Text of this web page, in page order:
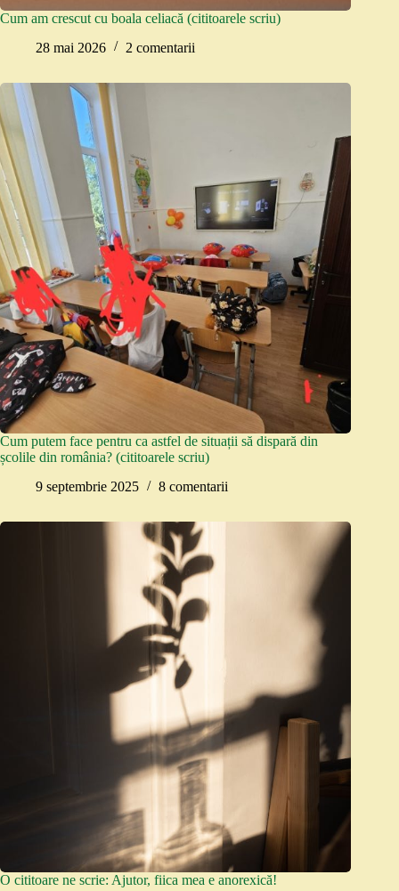
Cum am crescut cu boala celiacă (cititoarele scriu)
28 mai 2026
2 comentarii
Cum putem face pentru ca astfel de situații să dispară din
școlile din românia? (cititoarele scriu)
9 septembrie 2025
8 comentarii
O cititoare ne scrie: Ajutor, fiica mea e anorexică!